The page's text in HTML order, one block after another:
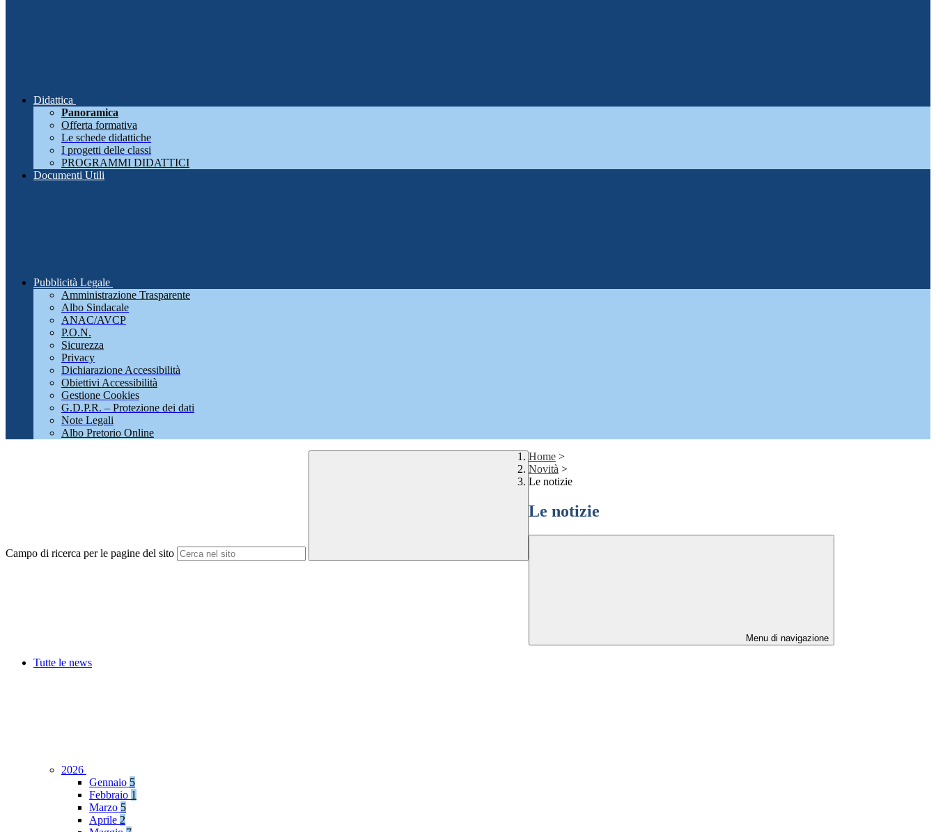
Didattica
Panoramica
Offerta formativa
Le schede didattiche
I progetti delle classi
PROGRAMMI DIDATTICI
Documenti Utili
Pubblicità Legale
Amministrazione Trasparente
Albo Sindacale
ANAC/AVCP
P.O.N.
Sicurezza
Privacy
Dichiarazione Accessibilità
Obiettivi Accessibilità
Gestione Cookies
G.D.P.R. – Protezione dei dati
Note Legali
Albo Pretorio Online
Campo di ricerca per le pagine del sito
Home >
Novità >
Le notizie
Le notizie
Menu di navigazione
Tutte le news
2026
Gennaio 5
Febbraio 1
Marzo 5
Aprile 2